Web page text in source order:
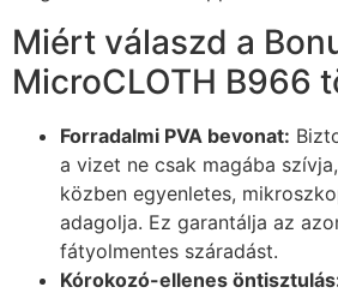
Miért válaszd a
MicroCLOTH B966
Forradalmi PVA bevonat:
a vizet ne csak magába
közben egyenletes,
adagolja. Ez garantálja az
fátyolmentes száradást.
Kórokozó-ellenes